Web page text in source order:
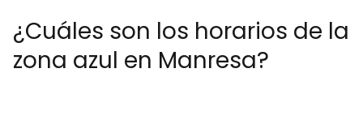
¿Cuáles son los horarios de la
zona azul en Manresa?